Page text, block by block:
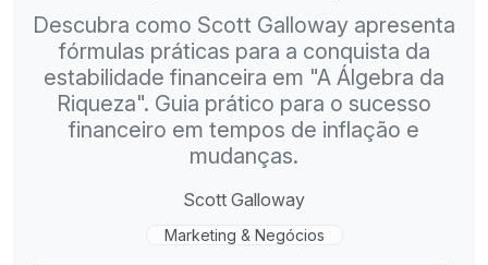
Descubra como Scott Galloway apresenta
fórmulas práticas para a conquista da
estabilidade financeira em "A Álgebra da
Riqueza". Guia prático para o sucesso
financeiro em tempos de inflação e
mudanças.
Scott Galloway
Marketing & Negócios